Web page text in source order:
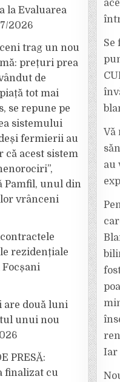
Se
Vă
au
Iar
la Evaluarea
2026
trag un nou
prețuri prea
de
tot mai
se repune pe
sistemului
fermierii au
că acest sistem
Pamfil, unul din
vrânceni
rezidențiale
are două luni
unui nou
PRESĂ:
finalizat cu